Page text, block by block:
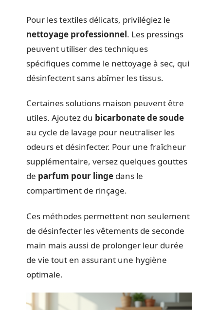
Pour les textiles délicats, privilégiez le
nettoyage professionnel. Les pressings
peuvent utiliser des techniques
spécifiques comme le nettoyage à sec, qui
désinfectent sans abîmer les tissus.
Certaines solutions maison peuvent être
utiles. Ajoutez du bicarbonate de soude
au cycle de lavage pour neutraliser les
odeurs et désinfecter. Pour une fraîcheur
supplémentaire, versez quelques gouttes
de parfum pour linge dans le
compartiment de rinçage.
Ces méthodes permettent non seulement
de désinfecter les vêtements de seconde
main mais aussi de prolonger leur durée
de vie tout en assurant une hygiène
optimale.